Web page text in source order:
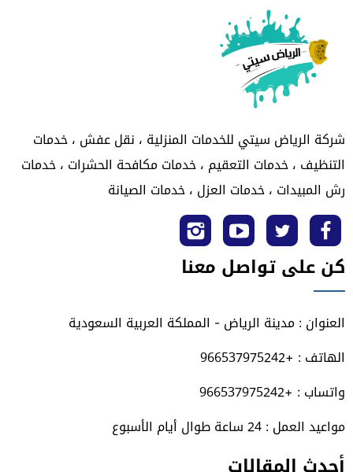
شركة الرياض سيتي للخدمات المنزلية ، نقل عفش ، خدمات
التنظيف ، خدمات التعقيم ، خدمات مكافحة الحشرات ، خدمات
رش المبيدات ، خدمات العزل ، خدمات الصيانة
تابعنا
على
فيسبوك
تابعنا
على
تويتر
تابعنا
على
يوتيوب
تابعنا
على
انستجرام
كن على تواصل معنا
العنوان : مدينة الرياض - المملكة العربية السعودية
الهاتف : +966537975242
واتساب : +966537975242
مواعيد العمل : 24 ساعة طوال أيام الأسبوع